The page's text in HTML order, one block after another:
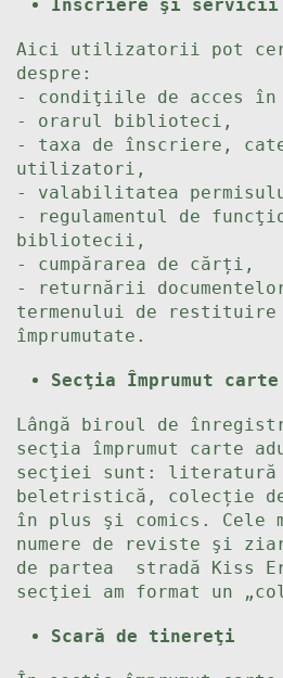
Înscriere şi servicii
Aici utilizatorii pot
despre:
- condiţiile de acces în
- orarul biblioteci,
- taxa de înscriere,
utilizatori,
- valabilitatea
- regulamentul de
bibliotecii,
- cumpărarea de cărți,
- returnării
termenului de restituire
împrumutate.
Secţia Împrumut
Lângă biroul de
secţia împrumut carte
secţiei sunt: literatură
beletristică, colecție
în plus şi comics. Cele
numere de reviste şi
de partea stradă Kiss
secţiei am format un
Scară de tinereţi